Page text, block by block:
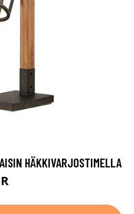
HÄKKIVARJOSTIMELLA